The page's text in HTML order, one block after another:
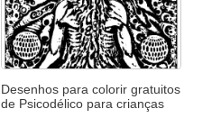
Desenhos para colorir gratuitos
de Psicodélico para crianças